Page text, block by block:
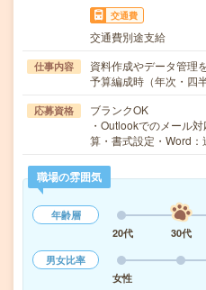
交通費
交通費別途支給
仕事内容
資料作成やデータ管理
予算編成時（年次・四
応募資格
ブランクOK
・Outlookでのメール
算・書式設定・Word
職場の雰囲気
年齢層
20代
30代
男女比率
女性